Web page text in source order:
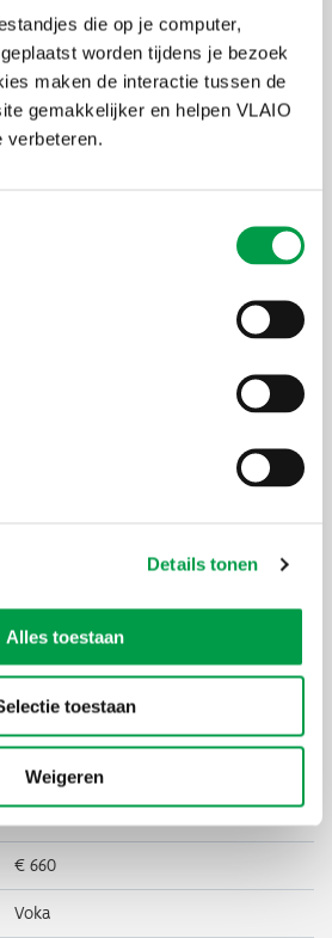
die op je computer,
worden tijdens je bezoek
maken de interactie tussen de
gemakkelijker en helpen VLAIO
verbeteren.
Details tonen
Alles toestaan
toestaan
Weigeren
protocol
voor mijn onderneming op?
rond het klimaatthema, een
de klimaat-hotspots van de
van GRUUND
15 oktober 2025
€ 660
Voka